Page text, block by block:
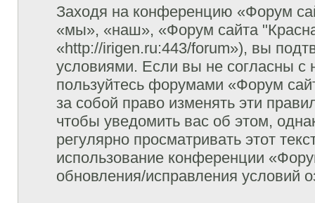
Заходя на конференцию «Форум
«мы», «наш», «Форум сайта
«http://irigen.ru:443/forum»), вы
условиями. Если вы не согласны с
пользуйтесь форумами «Форум
за собой право изменять эти
чтобы уведомить вас об этом,
регулярно просматривать этот
использование конференции
обновления/исправления условий